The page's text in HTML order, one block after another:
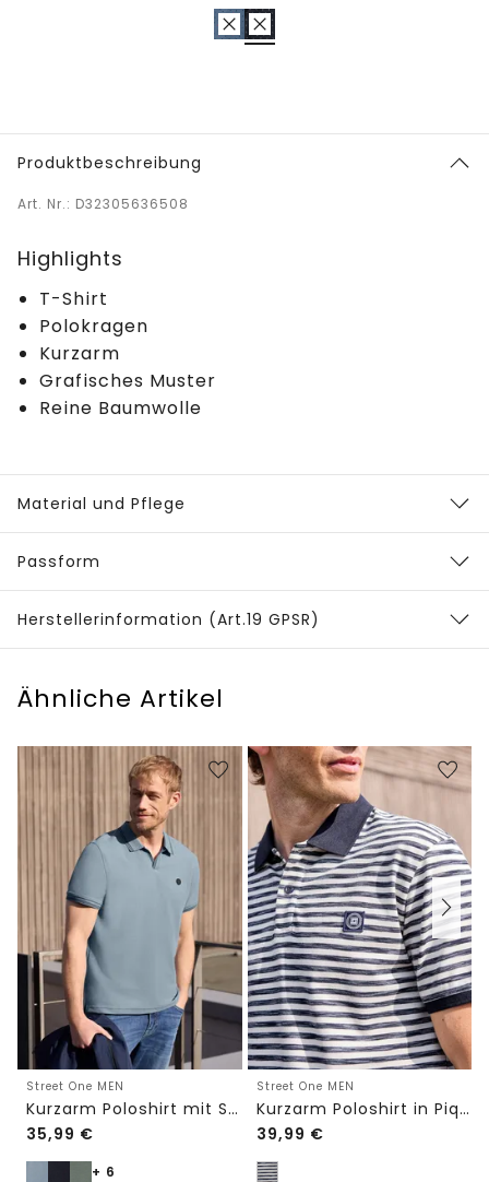
Produktbeschreibung
Art. Nr.: D32305636508
Highlights
T-Shirt
Polokragen
Kurzarm
Grafisches Muster
Reine Baumwolle
Material und Pflege
Passform
Herstellerinformation (Art.19 GPSR)
Ähnliche Artikel
Street One MEN
Kurzarm Poloshirt mit Struktur
35,99 €
+ 6
Street One MEN
Kurzarm Poloshirt in Piquéstruktur
39,99 €